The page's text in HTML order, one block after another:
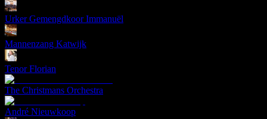
Urker Gemengdkoor Immanuël
Mannenzang Katwijk
Tenor Florian
The Christmans Orchestra
André Nieuwkoop